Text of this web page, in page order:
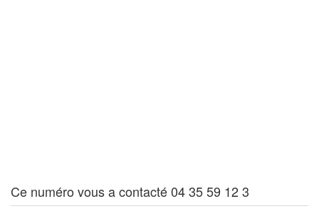
Ce numéro vous a contacté 04 35 59 12 3